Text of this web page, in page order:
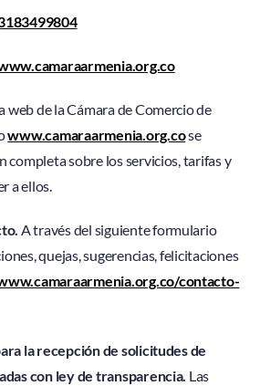
web de la Cámara de Comercio de
www.camaraarmenia.org.cose
completa sobre los servicios, tarifas y
a ellos.
A través del siguiente formulario
quejas, sugerencias, felicitaciones
contacto-
la recepción de solicitudes de
con ley de transparencia. Las